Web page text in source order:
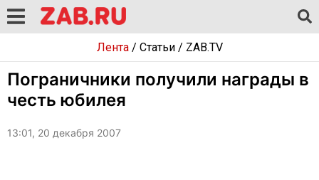
Лента/ Статьи/ ZAB.TV
Пограничники получили награды в
честь юбилея
13:01, 20 декабря 2007